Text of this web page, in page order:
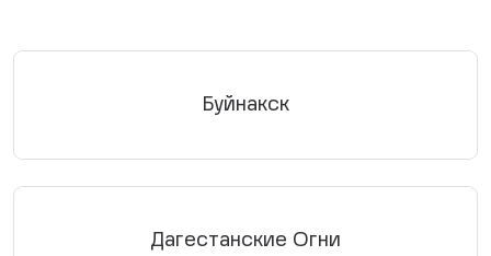
Буйнакск
Дагестанские Огни